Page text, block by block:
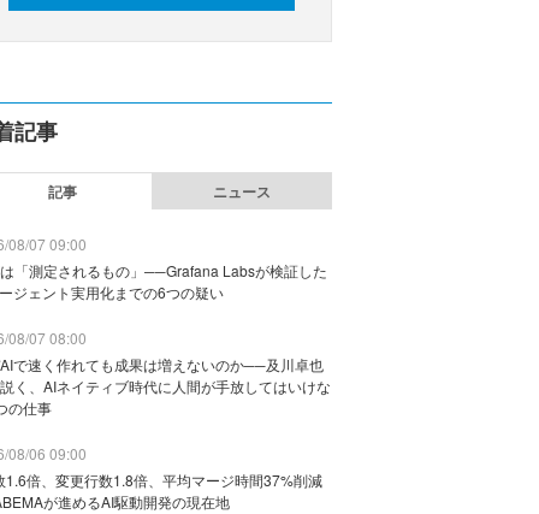
記事
記事 ニュース
08/07 09:00
「測定されるもの」──Grafana Labsが検証した
ジェント実用化までの6つの疑い
08/07 08:00
で速く作れても成果は増えないのか──及川卓也
く、AIネイティブ時代に人間が手放してはいけな
の仕事
08/06 09:00
1.6倍、変更行数1.8倍、平均マージ時間37%削減
が進めるAI駆動開発の現在地